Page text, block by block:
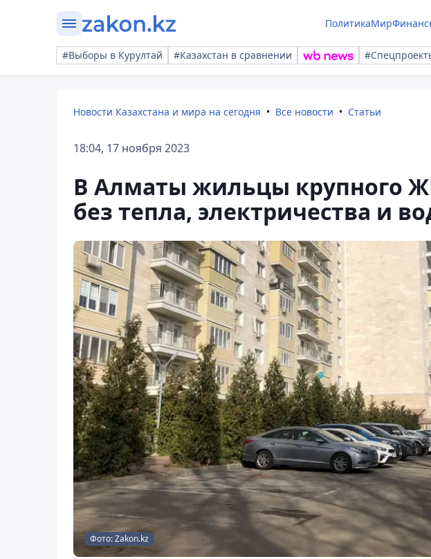
ПолитикаМир
#Выборы в Курултай #Казахстан в сравнении
Новости Казахстана и мира на сегодня Все новости Статьи
18:04, 17 ноября 2023
В Алматы жильцы крупного
без тепла, электричества и
Фото: Zakon.kz